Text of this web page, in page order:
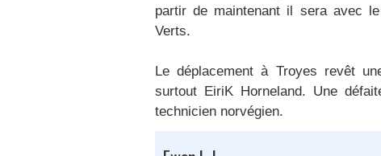
partir de maintenant il sera avec
Verts.
Le déplacement à Troyes revêt
surtout EiriK Horneland. Une
technicien norvégien.